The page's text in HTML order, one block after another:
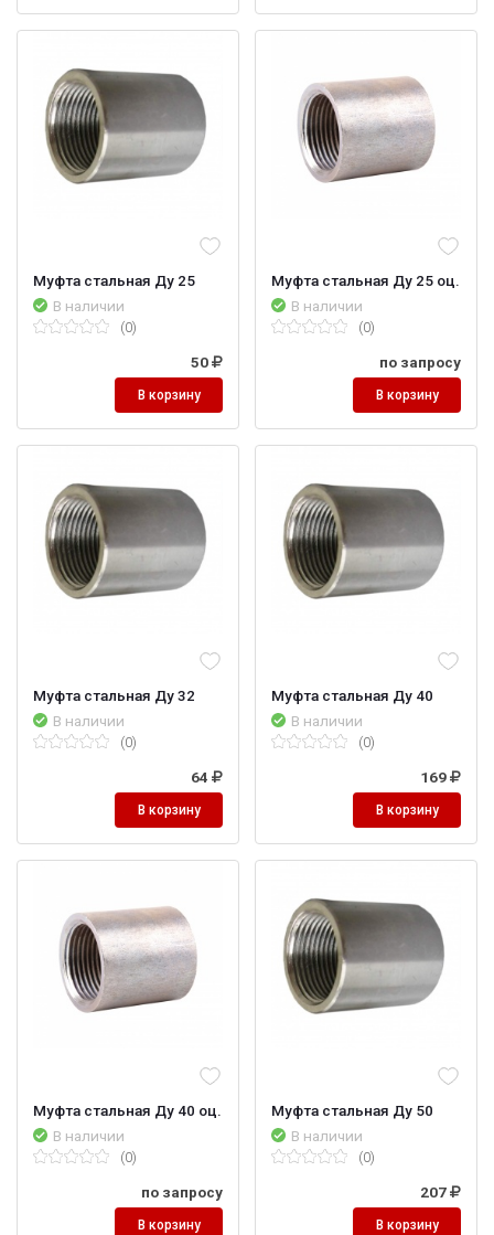
Муфта стальная Ду 25
В наличии
(0)
50
В корзину
Муфта стальная Ду 25 оц.
В наличии
(0)
по запросу
В корзину
Муфта стальная Ду 32
В наличии
(0)
64
В корзину
Муфта стальная Ду 40
В наличии
(0)
169
В корзину
Муфта стальная Ду 40 оц.
В наличии
(0)
по запросу
В корзину
Муфта стальная Ду 50
В наличии
(0)
207
В корзину